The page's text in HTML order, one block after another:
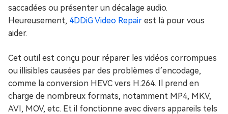
saccadées ou présenter un décalage audio.
Heureusement, 4DDiG Video Repair est là pour vous
aider.
Cet outil est conçu pour réparer les vidéos corrompues
ou illisibles causées par des problèmes d’encodage,
comme la conversion HEVC vers H.264. Il prend en
charge de nombreux formats, notamment MP4, MKV,
AVI, MOV, etc. Et il fonctionne avec divers appareils tels